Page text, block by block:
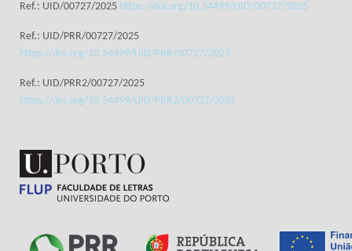
Ref.: UID/00727/2025 https://doi.org/10.54499/UID/00727/2025
Ref.: UID/PRR/00727/2025
https://doi.org/10.54499/UID/PRR/00727/2025
Ref.: UID/PRR2/00727/2025
https://doi.org/10.54499/UID/PRR2/00727/2025